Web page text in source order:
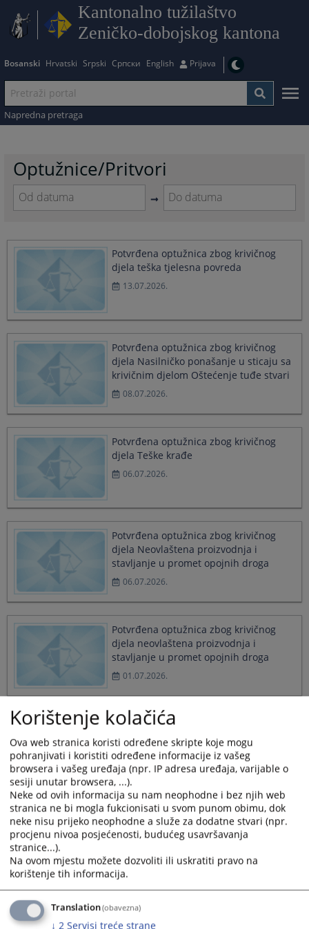
Kantonalno tužilaštvo
Zeničko-dobojskog kantona
Bosanski Hrvatski Srpski Српски English Prijava
Napredna pretraga
Optužnice/Pritvori
to
interact
calendar
and
select
a
date.
question
mark
key
to
get
keyboard
shortcuts
changing
dates.
to
interact
with
the
select
a
date.
Press
the
mark
key
to
get
the
shortcuts
changing
dates.
Potvrđena optužnica zbog krivičnog
djela teška tjelesna povreda
13.07.2026.
Potvrđena optužnica zbog krivičnog
djela Nasilničko ponašanje u sticaju sa
krivičnim djelom Oštećenje tuđe stvari
08.07.2026.
Potvrđena optužnica zbog krivičnog
djela Teške krađe
06.07.2026.
Potvrđena optužnica zbog krivičnog
djela Neovlaštena proizvodnja i
stavljanje u promet opojnih droga
06.07.2026.
Potvrđena optužnica zbog krivičnog
djela neovlaštena proizvodnja i
stavljanje u promet opojnih droga
01.07.2026.
Potvrđena optužnica zbog krivičnog
djela neovlaštena proizvodnja i
stavljanje u promet opojnih droga
01.07.2026.
Potvrđena optužnica zbog krivičnog
djela Teška krađa
Potvrđena optužnica zbog krivičnog
djela Teška krivična djela protiv
Korištenje kolačića
Ova web stranica koristi određene skripte koje mogu
pohranjivati i koristiti određene informacije iz vašeg
browsera i vašeg uređaja (npr. IP adresa uređaja, varijable o
sesiji unutar browsera, ...).
Neke od ovih informacija su nam neophodne i bez njih web
stranica ne bi mogla fukcionisati u svom punom obimu, dok
neke nisu prijeko neophodne a služe za dodatne stvari (npr.
procjenu nivoa posjećenosti, budućeg usavršavanja
stranice...).
Na ovom mjestu možete dozvoliti ili uskratiti pravo na
korištenje tih informacija.
Translation(obavezna)
↓ 2 Servisi treće strane